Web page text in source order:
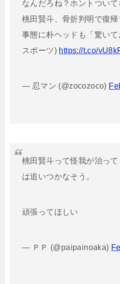
なんだろね？ホントついて
桃田賢斗、骨折判明で復
事態に朴ヘッドも「驚い
スポーツ) https://t.co/
— 忍マン (@zocozoco)
桃田賢斗って怪我が治っ
は追いつかなそう。
頑張ってほしい
— ＰＰ (@paipainoaka)